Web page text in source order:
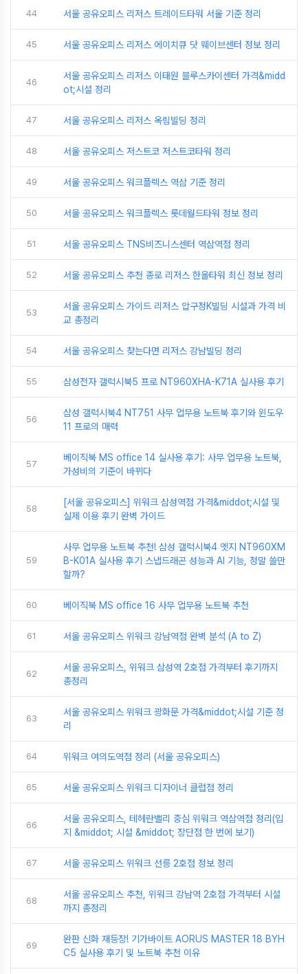
44 서울 공유오피스 리저스 트레이드타워 서울 기준 정리
45 서울 공유오피스 리저스 에이치큐 닷 웨이브센터 정보 정리
46
서울 공유오피스 리저스 이태원 블루스카이센터 가격&midd
ot;시설 정리
47 서울 공유오피스 리저스 옥림빌딩 정리
48 서울 공유오피스 저스트코 저스트코타워 정리
49 서울 공유오피스 워크플렉스 역삼 기준 정리
50 서울 공유오피스 워크플렉스 롯데월드타워 정보 정리
51 서울 공유오피스 TNS비즈니스센터 역삼역점 정리
52 서울 공유오피스 추천 종로 리저스 한올타워 최신 정보 정리
53
서울 공유오피스 가이드 리저스 압구정K빌딩 시설과 가격 비
교 총정리
54 서울 공유오피스 찾는다면 리저스 강남빌딩 정리
55 삼성전자 갤럭시북5 프로 NT960XHA-K71A 실사용 후기
56
삼성 갤럭시북4 NT751 사무 업무용 노트북 후기와 윈도우
11 프로의 매력
57
베이직북 MS office 14 실사용 후기: 사무 업무용 노트북,
가성비의 기준이 바뀌다
58
[서울 공유오피스] 위워크 삼성역점 가격&middot;시설 및
실제 이용 후기 완벽 가이드
59
사무 업무용 노트북 추천! 삼성 갤럭시북4 엣지 NT960XM
B-K01A 실사용 후기 스냅드래곤 성능과 AI 기능, 정말 쓸만
할까?
60 베이직북 MS office 16 사무 업무용 노트북 추천
61 서울 공유오피스 위워크 강남역점 완벽 분석 (A to Z)
62
서울 공유오피스, 위워크 삼성역 2호점 가격부터 후기까지
총정리
63
서울 공유오피스 위워크 광화문 가격&middot;시설 기준 정
리
64 위워크 여의도역점 정리 (서울 공유오피스)
65 서울 공유오피스 위워크 디자이너 클럽점 정리
66
서울 공유오피스, 테헤란밸리 중심 위워크 역삼역점 정리(입
지 &middot; 시설 &middot; 장단점 한 번에 보기)
67 서울 공유오피스 위워크 선릉 2호점 정보 정리
68
서울 공유오피스 추천, 위워크 강남역 2호점 가격부터 시설
까지 총정리
69
완판 신화 재등장! 기가바이트 AORUS MASTER 18 BYH
C5 실사용 후기 및 노트북 추천 이유